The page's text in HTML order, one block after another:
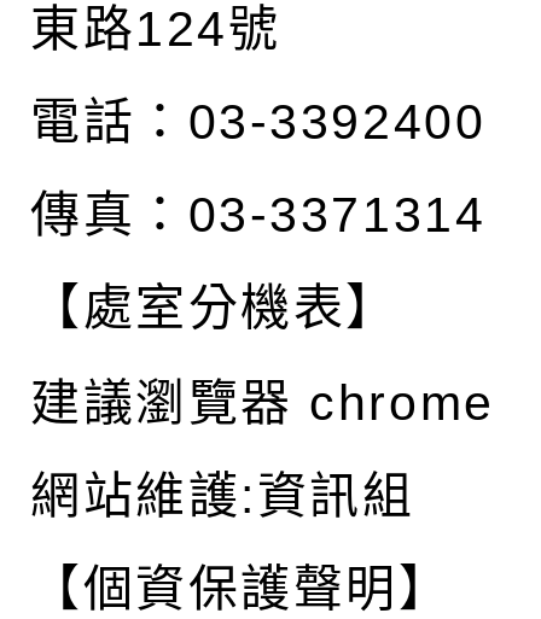
東路124號
電話：03-3392400
傳真：03-3371314
【處室分機表】
建議瀏覽器 chrome
網站維護:資訊組
【個資保護聲明】